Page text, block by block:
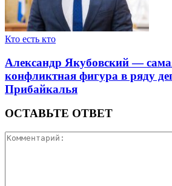
Кто есть кто
Александр Якубовский —
конфликтная фигура в ряду
Прибайкалья
ОСТАВЬТЕ ОТВЕТ